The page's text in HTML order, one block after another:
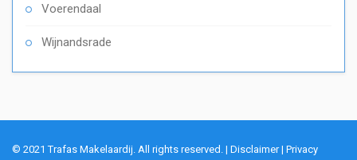
Voerendaal
Wijnandsrade
© 2021 Trafas Makelaardij. All rights reserved. | Disclaimer| Privacy